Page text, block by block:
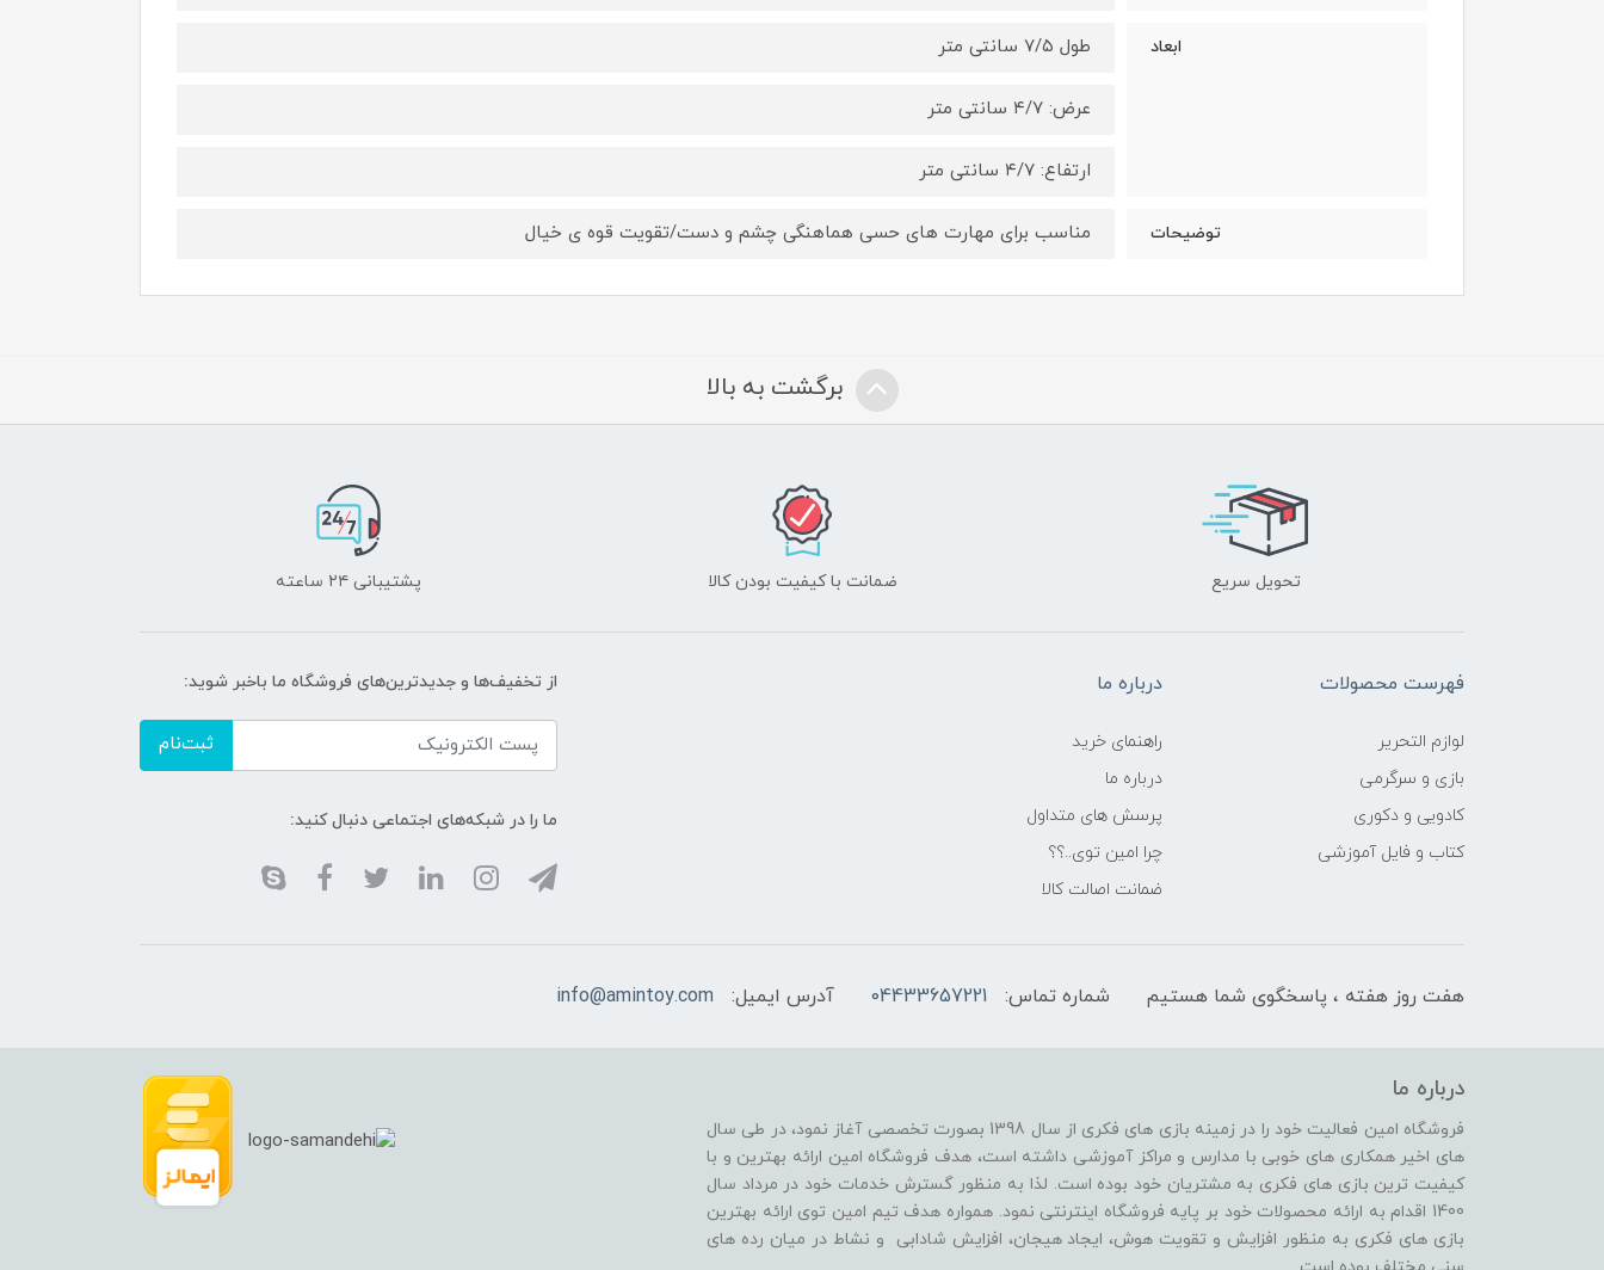
ابعاد طول ۷/۵ سانتی متر
عرض: ۴/۷ سانتی متر
ارتفاع: ۴/۷ سانتی متر
توضیحات مناسب برای مهارت های حسی هماهنگی چشم و دست/تقویت قوه ی خیال
برگشت به بالا
تحویل سریع ضمانت با کیفیت بودن کالا پشتیبانی ۲۴ ساعته
فهرست محصولات
لوازم التحریر
بازی و سرگرمی
کادویی و دکوری
کتاب و فایل آموزشی
درباره ما
راهنمای خرید
درباره ما
پرسش های متداول
چرا امین توی..؟؟
ضمانت اصالت کالا
از تخفیف‌ها و جدیدترین‌های فروشگاه ما باخبر شوید:
ثبت‌نام
ما را در شبکه‌های اجتماعی دنبال کنید:
هفت روز هفته ، پاسخگوی شما هستیم شماره تماس: 04433657221 آدرس ایمیل: info@amintoy.com
درباره ما
فروشگاه امین فعالیت خود را در زمینه بازی های فکری از سال 1398 بصورت تخصصی آغاز نمود، در طی سال
های اخیر همکاری های خوبی با مدارس و مراکز آموزشی داشته است، هدف فروشگاه امین ارائه بهترین و با
کیفیت ترین بازی های فکری به مشتریان خود بوده است. لذا به منظور گسترش خدمات خود در مرداد سال
1400 اقدام به ارائه محصولات خود بر پایه فروشگاه اینترنتی نمود. همواره هدف تیم امین توی ارائه بهترین
بازی های فکری به منظور افزایش و تقویت هوش، ایجاد هیجان، افزایش شادابی و نشاط در میان رده های